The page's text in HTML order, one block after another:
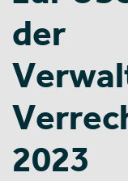
der
2023